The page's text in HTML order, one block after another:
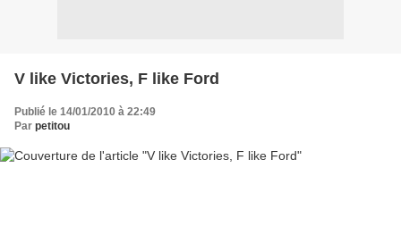
V like Victories, F like Ford
Publié le 14/01/2010 à 22:49
Par petitou